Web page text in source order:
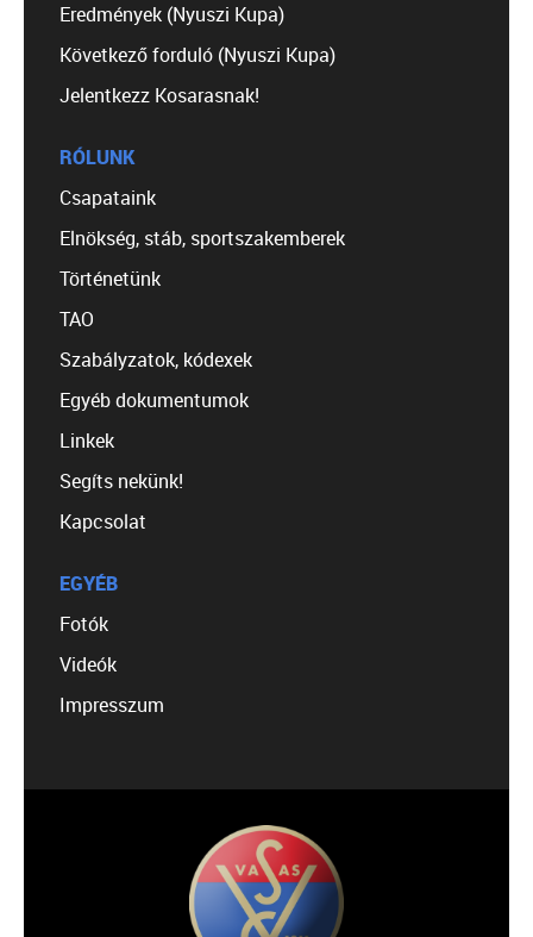
Eredmények (Nyuszi Kupa)
Következő forduló (Nyuszi Kupa)
Jelentkezz Kosarasnak!
RÓLUNK
Csapataink
Elnökség, stáb, sportszakemberek
Történetünk
TAO
Szabályzatok, kódexek
Egyéb dokumentumok
Linkek
Segíts nekünk!
Kapcsolat
EGYÉB
Fotók
Videók
Impresszum